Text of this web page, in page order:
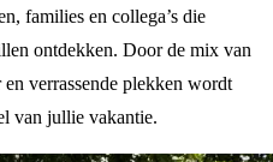
families en collega’s die
ontdekken. Door de mix van
verrassende plekken wordt
van jullie vakantie.